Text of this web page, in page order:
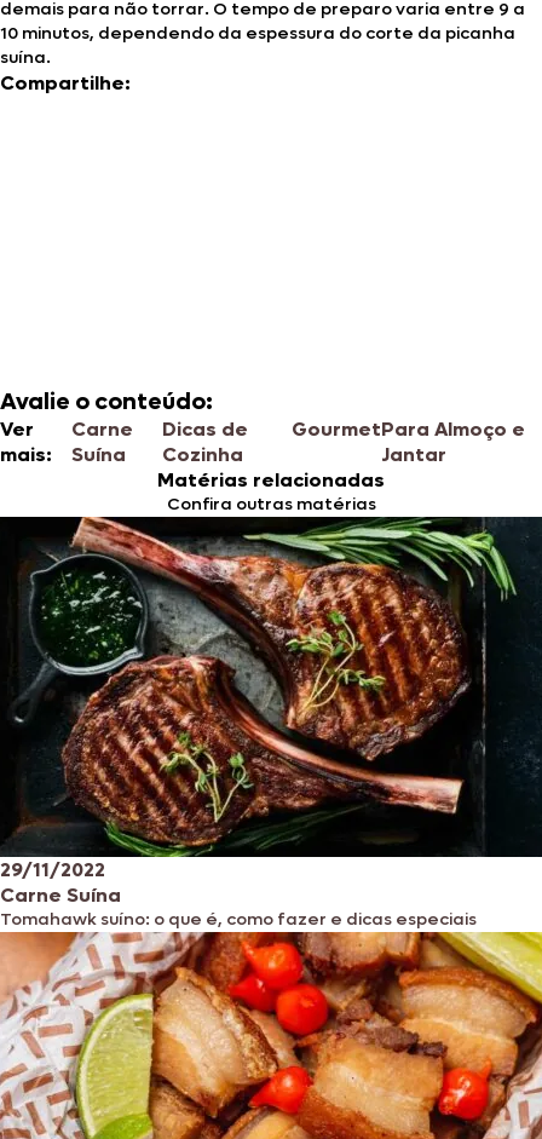
demais para não torrar. O tempo de preparo varia entre 9 a
10 minutos, dependendo da espessura do corte da picanha
suína.
Compartilhe:
Avalie o conteúdo:
Ver
mais:
Carne
Suína
Dicas de
Cozinha
GourmetPara Almoço e
Jantar
Matérias relacionadas
Confira outras matérias
29/11/2022
Carne Suína
Tomahawk suíno: o que é, como fazer e dicas especiais